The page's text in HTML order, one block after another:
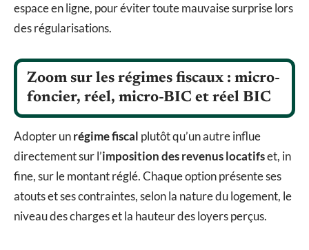
espace en ligne, pour éviter toute mauvaise surprise lors
des régularisations.
Zoom sur les régimes fiscaux : micro-
foncier, réel, micro-BIC et réel BIC
Adopter unrégime fiscal plutôt qu’un autre influe
directement sur l’imposition des revenus locatifset, in
fine, sur le montant réglé. Chaque option présente ses
atouts et ses contraintes, selon la nature du logement, le
niveau des charges et la hauteur des loyers perçus.